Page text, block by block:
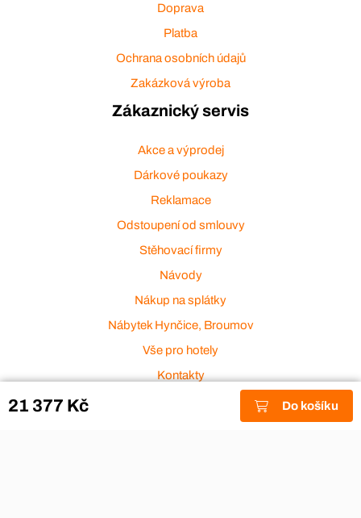
21 377 Kč Do košíku
Doprava
Platba
Ochrana osobních údajů
Zakázková výroba
Zákaznický servis
Akce a výprodej
Dárkové poukazy
Reklamace
Odstoupení od smlouvy
Stěhovací firmy
Návody
Nákup na splátky
Nábytek Hynčice, Broumov
Vše pro hotely
Kontakty
Přijímáme platební karty